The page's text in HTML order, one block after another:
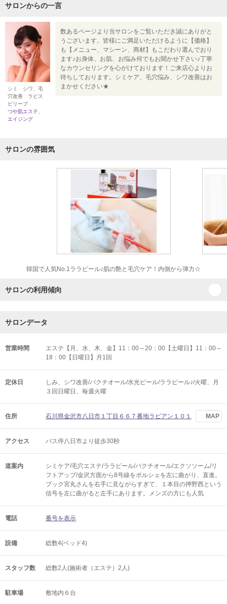
サロンからの一言
シミ シワ、毛
穴改善 ラピス
ビリーブ
つや肌エステ、
エイジング
数あるページより当サロンをご覧いただき誠にありがと
うございます。皆様にご満足いただけるように【価格】
も【メニュー、マシーン、商材】もこだわり選んでおり
ます♪お身体、お肌、お悩み何でもお聞かせ下さい♪丁寧
なカウンセリングを心がけております！ご来店心よりお
待ちしております。シミケア、毛穴悩み、シワ改善はお
まかせください★
サロンの雰囲気
韓国で人気No.1ララピール♪肌の艶と毛穴ケア！内側から弾力☆
サロンの利用傾向
サロンデータ
営業時間
エステ【月、水、木、金】11：00～20：00【土曜日】11：00～
18：00【日曜日】月1回
定休日
しみ、シワ改善/バクチオール/水光ピール/ララピール♪/火曜、月
３回日曜日、毎週火曜
住所 石川県金沢市八日市１丁目６６７番地ラビアン１０１ MAP
アクセス バス停八日市より徒歩30秒
道案内
シミケア/毛穴エステ/ララピール/バクチオール/エクソソーム/リ
フトアップ/金沢方面から8号線をポルシェを左に曲がり、直進。
ブック宮丸さんを右手に見ながらすぎて、１本目の押野西という
信号を左に曲がると左手にあります。メンズの方にも人気
電話 番号を表示
設備 総数4(ベッド4)
スタッフ数 総数2人(施術者（エステ）2人)
駐車場 敷地内６台